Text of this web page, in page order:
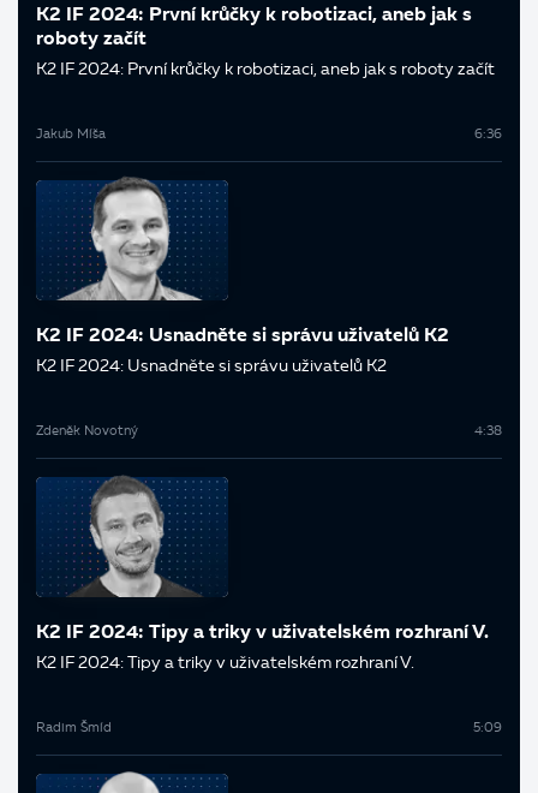
K2 IF 2024: První krůčky k robotizaci, aneb jak s
roboty začít
K2 IF 2024: První krůčky k robotizaci, aneb jak s roboty začít
Jakub Míša 6:36
K2 IF 2024: Usnadněte si správu uživatelů K2
K2 IF 2024: Usnadněte si správu uživatelů K2
Zdeněk Novotný 4:38
K2 IF 2024: Tipy a triky v uživatelském rozhraní V.
K2 IF 2024: Tipy a triky v uživatelském rozhraní V.
Radim Šmíd 5:09